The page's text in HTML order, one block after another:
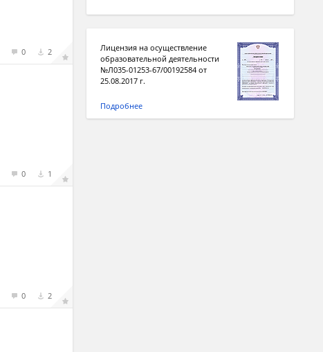
0 2
0 1
0 2
Лицензия на осуществление
образовательной деятельности
№Л035-01253-67/00192584 от
25.08.2017 г.
Подробнее